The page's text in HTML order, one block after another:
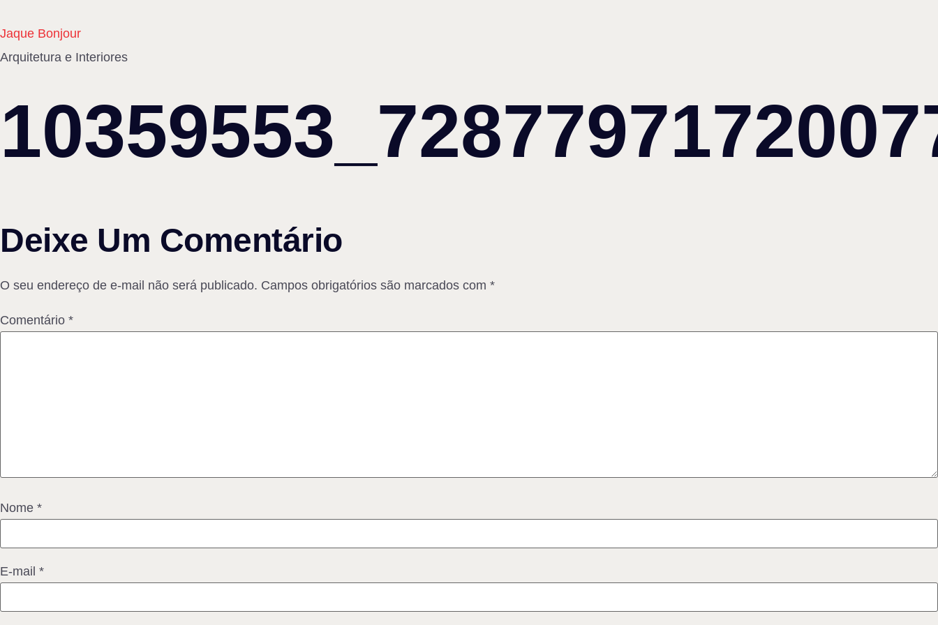
Jaque Bonjour
Arquitetura e Interiores
Deixe Um Comentário
O seu endereço de e-mail não será publicado. Campos obrigatórios são marcados com *
Comentário *
Nome *
E-mail *